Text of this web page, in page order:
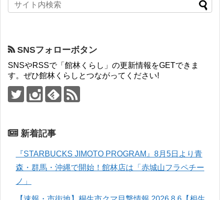
SNSフォローボタン
SNSやRSSで「館林くらし」の更新情報をGETできま
す。ぜひ館林くらしとつながってください!
新着記事
『STARBUCKS JIMOTO PROGRAM』8月5日より青
森・群馬・沖縄で開始！館林店は「赤城山フラペチー
ノ」